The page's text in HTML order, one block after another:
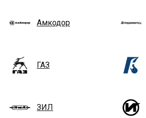
Амкодор
ГАЗ
ЗИЛ